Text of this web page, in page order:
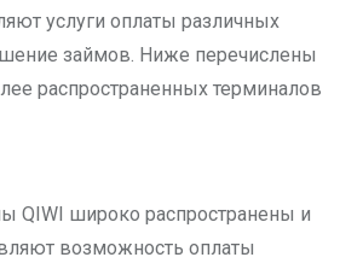
услуги оплаты различных
займов. Ниже перечислены
распространенных терминалов
QIWI широко распространены и
возможность оплаты